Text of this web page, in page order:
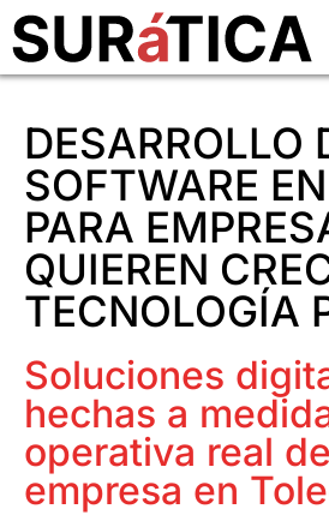
DESARROLLO
SOFTWARE
PARA
QUIEREN
TECNOLOGÍA
Soluciones
hechas a
operativa real
empresa en